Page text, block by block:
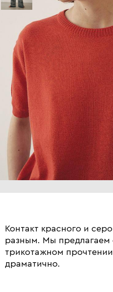
Контакт красного и
разным. Мы предлагаем
трикотажном
драматично.